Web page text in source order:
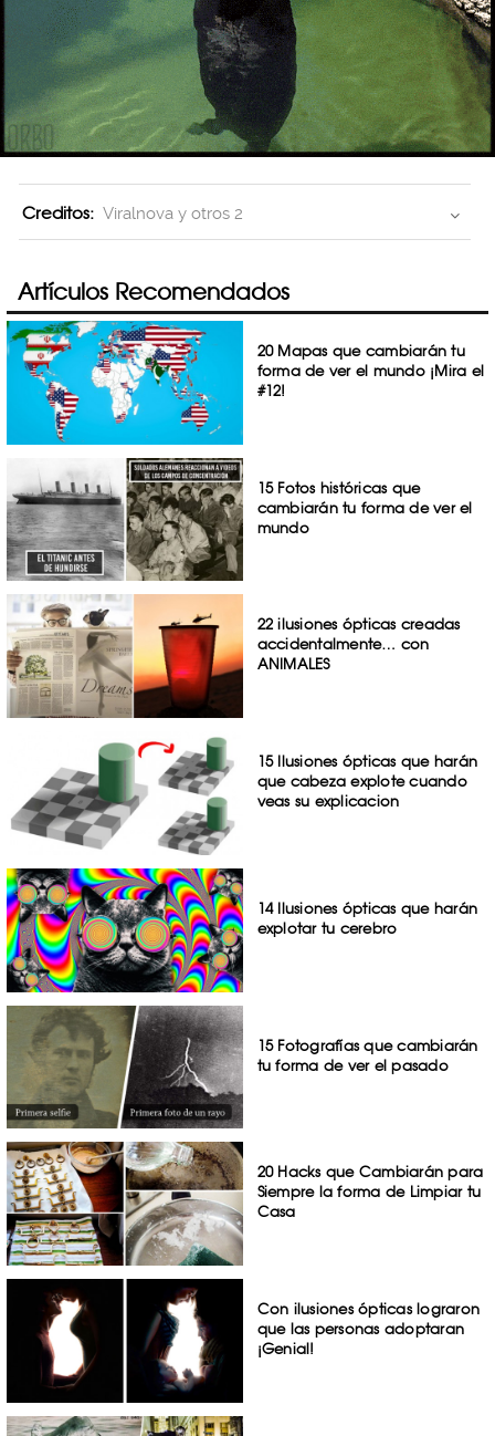
Creditos: Viralnova y otros 2
Artículos Recomendados
20 Mapas que cambiarán tu
forma de ver el mundo ¡Mira el
#12!
15 Fotos históricas que
cambiarán tu forma de ver el
mundo
22 ilusiones ópticas creadas
accidentalmente… con
ANIMALES
15 Ilusiones ópticas que harán
que cabeza explote cuando
veas su explicacion
14 Ilusiones ópticas que harán
explotar tu cerebro
15 Fotografías que cambiarán
tu forma de ver el pasado
20 Hacks que Cambiarán para
Siempre la forma de Limpiar tu
Casa
Con ilusiones ópticas lograron
que las personas adoptaran
¡Genial!